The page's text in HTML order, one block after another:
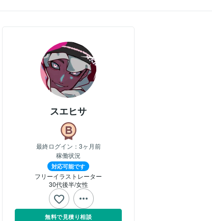
スエヒサ
最終ログイン： 3ヶ月前
稼働状況
対応可能です
フリーイラストレーター
30代後半女性
無料で見積り相談